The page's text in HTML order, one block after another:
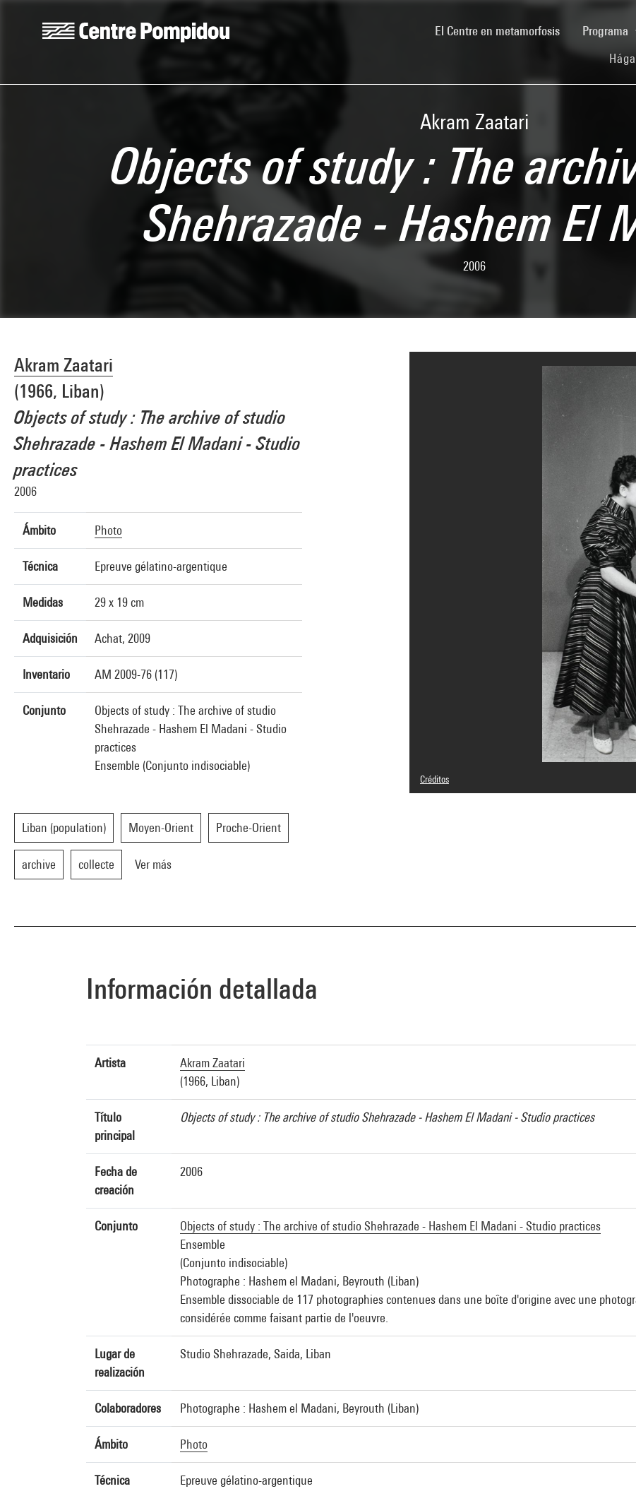
El Centre en metamorfosis(current)Programa
Akram Zaatari
Objects of study : The
Shehrazade - Hashem El
2006
Akram Zaatari
(1966, Liban)
Objects of study : The archive of studio
Shehrazade - Hashem El Madani - Studio
practices
2006
Ámbito Photo
Técnica Epreuve gélatino-argentique
Medidas 29 x 19 cm
Adquisición Achat, 2009
Inventario AM 2009-76 (117)
Conjunto
Objects of study : The archive of studio
Shehrazade - Hashem El Madani - Studio
practices
Ensemble (Conjunto indisociable)
Liban (population) Moyen-Orient Proche-Orient
archive collecte Ver más
Créditos
© Akram Zaatari
Información detallada
Artista
Akram Zaatari
(1966, Liban)
Título
principal
Objects of study : The archive of studio Shehrazade - Hashem El Madani - Studio practices
Fecha de
creación
2006
Conjunto
Objects of study : The archive of studio Shehrazade - Hashem El Madani - Studio practices
Ensemble
(Conjunto indisociable)
Photographe : Hashem el Madani, Beyrouth (Liban)
Ensemble dissociable de 117 photographies contenues dans une boîte d'origine avec une
considérée comme faisant partie de l'oeuvre.
Lugar de
realización
Studio Shehrazade, Saida, Liban
Colaboradores Photographe : Hashem el Madani, Beyrouth (Liban)
Ámbito Photo
Técnica Epreuve gélatino-argentique